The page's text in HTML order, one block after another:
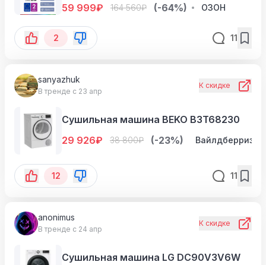
59 999₽ 164 560₽ (-64%) ОЗОН
2 11
sanyazhuk
В тренде с 23 апр
К скидке
Сушильная машина BEKO B3T68230
29 926₽ 38 800₽ (-23%) Вайлдберриз
12 11
anonimus
В тренде с 24 апр
К скидке
Сушильная машина LG DC90V3V6W